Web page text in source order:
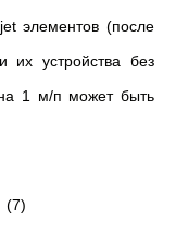
элементов (после
их устройства без
на 1 м/п может быть
(7)